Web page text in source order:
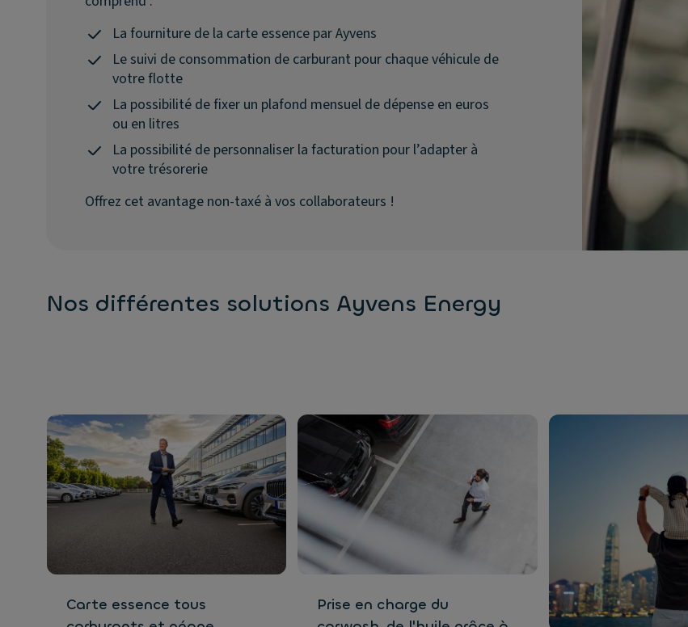
La fourniture de la carte essence par Ayvens
Le suivi de consommation de carburant pour chaque véhicule de
votre flotte
La possibilité de fixer un plafond mensuel de dépense en euros
ou en litres
La possibilité de personnaliser la facturation pour l’adapter à
votre trésorerie
Offrez cet avantage non-taxé à vos collaborateurs !
Nos différentes solutions Ayvens Energy
Carte essence tous
Prise en charge du